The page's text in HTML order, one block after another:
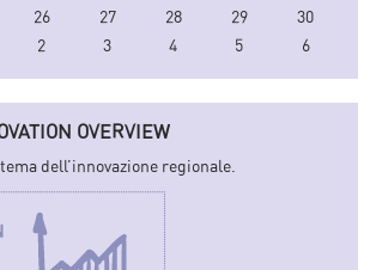
26 27 28 29
30
2 3 4 5 6
OVERVIEW
dell’innovazione regionale.